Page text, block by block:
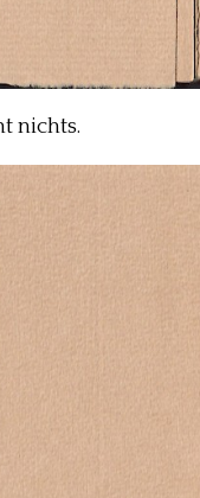
nichts.